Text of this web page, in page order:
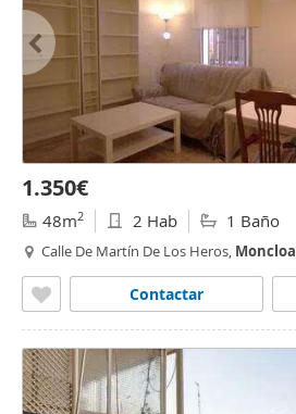
1.350€
48m2 2 Hab 1 Baño
Calle De Martín De Los Heros, Moncloa
Contactar